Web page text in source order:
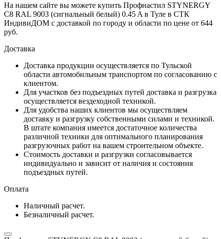
На нашем сайте вы можете купить Профнастил STYNERGY
С8 RAL 9003 (сигнальный белый) 0.45 A в Туле в СТК
ИндивиДОМ с доставкой по городу и области по цене от 644
руб.
Доставка
Доставка продукции осуществляется по Тульской
области автомобильным транспортом по согласованию с
клиентом.
Для участков без подъездных путей доставка и разгрузка
осуществляется вездеходной техникой.
Для удобства наших клиентов мы осуществляем
доставку и разгрузку собственными силами и техникой.
В штате компания имеется достаточное количества
различной техники для оптимального планирования
разгрузочных работ на вашем строительном объекте.
Стоимость доставки и разгрузки согласовывается
индивидуально и зависит от наличия и состояния
подъездных путей.
Оплата
Наличный расчет.
Безналичный расчет.